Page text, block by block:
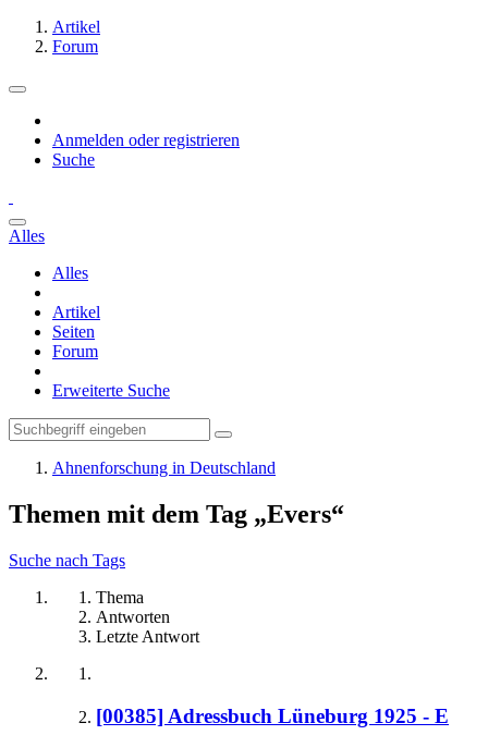
Artikel
Forum
Anmelden oder registrieren
Suche
Alles
Alles
Artikel
Seiten
Forum
Erweiterte Suche
Ahnenforschung in Deutschland
Themen mit dem Tag „Evers“
Suche nach Tags
Thema
Antworten
Letzte Antwort
[00385] Adressbuch Lüneburg 1925 - E